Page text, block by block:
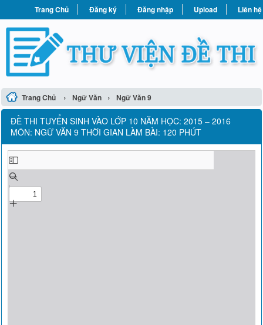
Trang Chủ Đăng ký Đăng nhập Upload Liên hệ
Trang Chủ › Ngữ Văn › Ngữ Văn 9
ĐỀ THI TUYỂN SINH VÀO LỚP 10 NĂM HỌC: 2015 – 2016
MÔN: NGỮ VĂN 9 THỜI GIAN LÀM BÀI: 120 PHÚT